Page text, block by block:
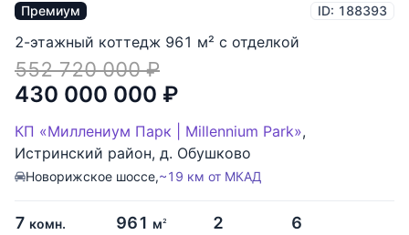
Премиум ID: 188393
2-этажный коттедж 961 м² с отделкой
552 720 000 ₽
430 000 000 ₽
КП «Миллениум Парк | Millennium Park»,
Истринский район, д. Обушково
Новорижское шоссе,~19 км от МКАД
7 комн.
961 м2 2 6